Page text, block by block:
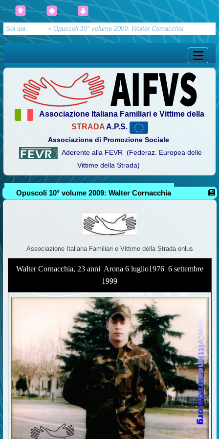
Sei qui: » Opuscoli 10° volume 2009: Walter Cornacchia
Associazione Italiana Familiari e Vittime della
STRADAA.P.S.
Associazione di Promozione Sociale
Aderente alla FEVR (Federaz. Europea delle
Vittime della Strada)
Opuscoli 10° volume 2009: Walter Cornacchia
Associazione Italiana Familiari e Vittime della Strada onlus
Walter Cornacchia, 23 anni  Arona 6 luglio1976  6 settembre
1999